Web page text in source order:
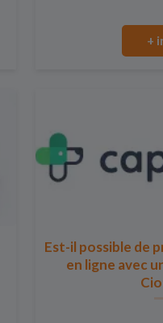
+
Est-il possible de
en ligne avec